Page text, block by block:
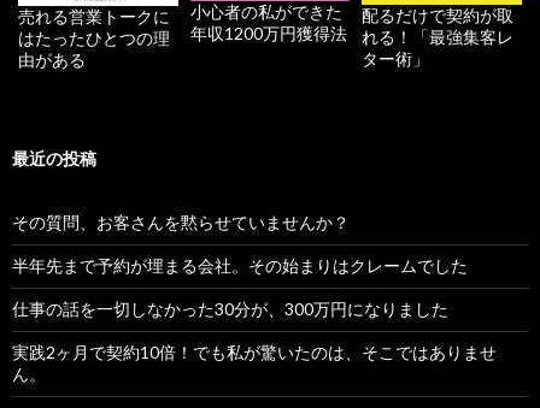
売れる営業トークに
はたったひとつの理
由がある
小心者の私ができた
年収1200万円獲得法
配るだけで契約が取
れる！「最強集客レ
ター術」
最近の投稿
その質問、お客さんを黙らせていませんか？
半年先まで予約が埋まる会社。その始まりはクレームでした
仕事の話を一切しなかった30分が、300万円になりました
実践2ヶ月で契約10倍！でも私が驚いたのは、そこではありませ
ん。